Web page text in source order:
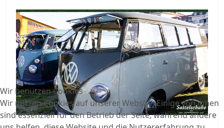
Wir benutzen Cookies
Wir nutzen Cookies auf unserer Website. Einige von ihnen
sind essenziell für den Betrieb der Seite, während andere